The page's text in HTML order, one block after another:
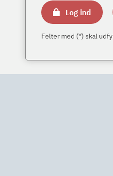
Log ind
Felter med (*) skal